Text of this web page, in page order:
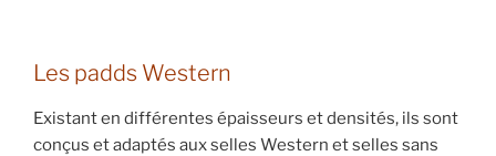
Les padds Western
Existant en différentes épaisseurs et densités, ils sont
conçus et adaptés aux selles Western et selles sans